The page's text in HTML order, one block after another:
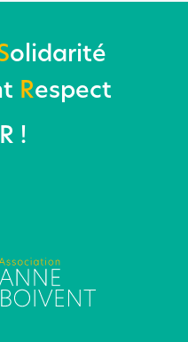
olidarité
Respect
!